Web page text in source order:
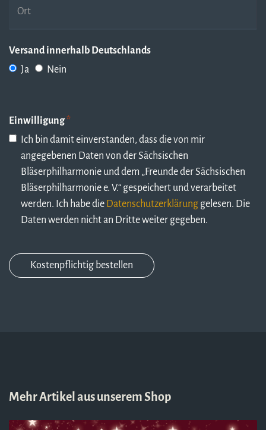
Versand innerhalb Deutschlands
Ja
Nein
Einwilligung*
Ich bin damit einverstanden, dass die von mir
angegebenen Daten von der Sächsischen
Bläserphilharmonie und dem „Freunde der Sächsischen
Bläserphilharmonie e. V.“ gespeichert und verarbeitet
werden. Ich habe die Datenschutzerklärung gelesen. Die
Daten werden nicht an Dritte weiter gegeben.
Mehr Artikel aus unserem Shop